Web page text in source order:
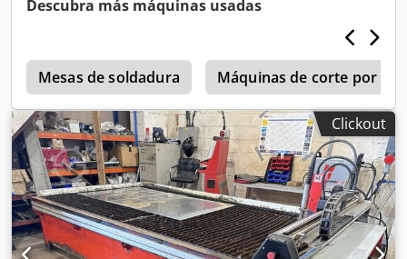
Descubra más máquinas usadas
Mesas de soldadura Máquinas de corte por
Clickout